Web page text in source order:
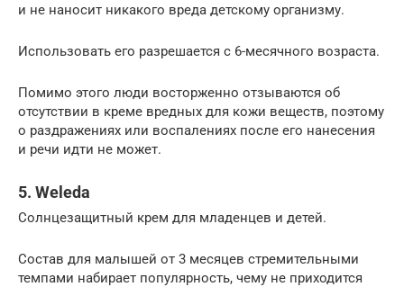
и не наносит никакого вреда детскому организму.
Использовать его разрешается с 6-месячного возраста.
Помимо этого люди восторженно отзываются об
отсутствии в креме вредных для кожи веществ, поэтому
о раздражениях или воспалениях после его нанесения
и речи идти не может.
5. Weleda
Солнцезащитный крем для младенцев и детей.
Состав для малышей от 3 месяцев стремительными
темпами набирает популярность, чему не приходится